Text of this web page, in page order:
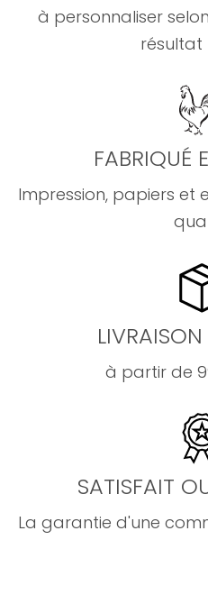
à personnaliser
FABRIQUÉ
Impression, papiers et
à partir de
SATISFAIT
La garantie d'une